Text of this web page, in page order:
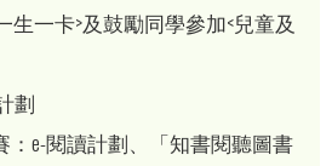
一卡>及鼓勵同學參加<兒童及
劃
：e-閱讀計劃、「知書閱聽圖書